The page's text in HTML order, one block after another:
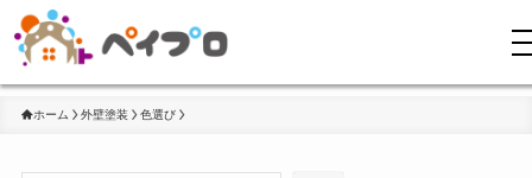
ホーム 外壁塗装 色選び